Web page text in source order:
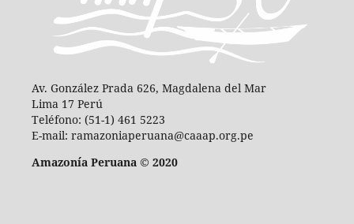
Av. González Prada 626, Magdalena del Mar
Lima 17 Perú
Teléfono: (51-1) 461 5223
E-mail: ramazoniaperuana@caaap.org.pe
Amazonía Peruana © 2020